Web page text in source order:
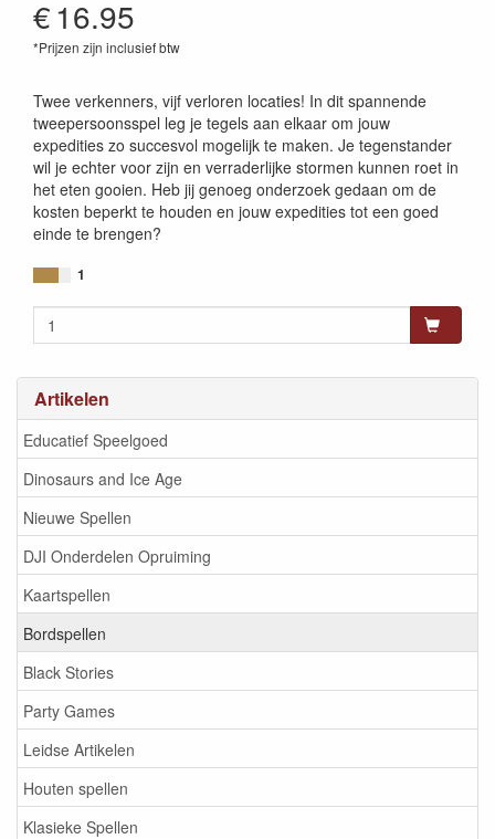
Artikelen
Educatief Speelgoed
Dinosaurs and Ice Age
Nieuwe Spellen
DJI Onderdelen Opruiming
Kaartspellen
Bordspellen
Black Stories
Party Games
Leidse Artikelen
Houten spellen
Klasieke Spellen
€16.95
*Prijzen zijn inclusief btw
Twee verkenners, vijf verloren locaties! In dit spannende
tweepersoonsspel leg je tegels aan elkaar om jouw
expedities zo succesvol mogelijk te maken. Je tegenstander
wil je echter voor zijn en verraderlijke stormen kunnen roet in
het eten gooien. Heb jij genoeg onderzoek gedaan om de
kosten beperkt te houden en jouw expedities tot een goed
einde te brengen?
1